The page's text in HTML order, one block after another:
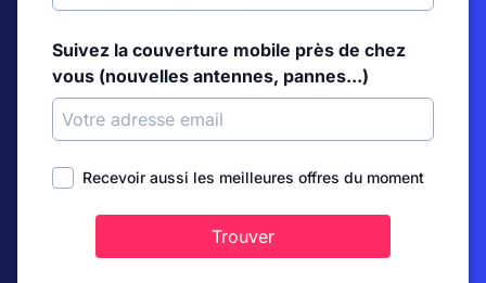
Suivez la couverture mobile près de chez
vous (nouvelles antennes, pannes...)
Recevoir aussi les meilleures offres du moment
Trouver